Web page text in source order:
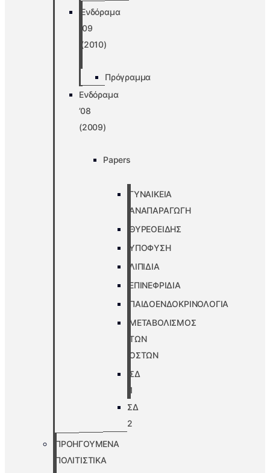
Ενδόραμα
’09
(2010)
Πρόγραμμα
Ενδόραμα
’08
(2009)
Papers
ΓΥΝΑΙΚΕΙΑ
ΑΝΑΠΑΡΑΓΩΓΗ
ΘΥΡΕΟΕΙΔΗΣ
ΥΠΟΦΥΣΗ
ΛΙΠΙΔΙΑ
ΕΠΙΝΕΦΡΙΔΙΑ
ΠΑΙΔΟΕΝΔΟΚΡΙΝΟΛΟΓΙΑ
ΜΕΤΑΒΟΛΙΣΜΟΣ
ΤΩΝ
ΟΣΤΩΝ
ΣΔ
1
ΣΔ
2
ΠΡΟΗΓΟΥΜΕΝΑ
ΠΟΛΙΤΙΣΤΙΚΑ